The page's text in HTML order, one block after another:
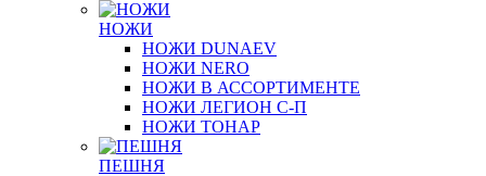
НОЖИ
НОЖИ DUNAEV
НОЖИ NERO
НОЖИ В АССОРТИМЕНТЕ
НОЖИ ЛЕГИОН С-П
НОЖИ ТОНАР
ПЕШНЯ